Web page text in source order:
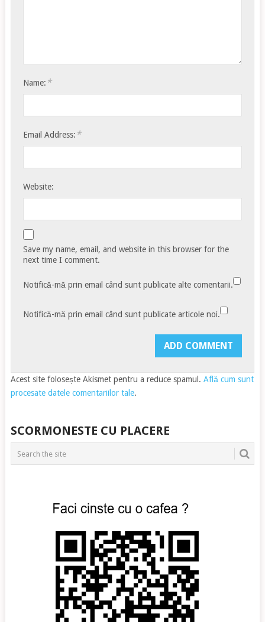
Name: *
Email Address: *
Website:
Save my name, email, and website in this browser for the
next time I comment.
Notifică-mă prin email când sunt publicate alte comentarii.
Notifică-mă prin email când sunt publicate articole noi.
Acest site folosește Akismet pentru a reduce spamul. Află cum sunt
procesate datele comentariilor tale.
SCORMONESTE CU PLACERE